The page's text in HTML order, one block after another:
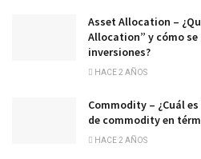
Asset Allocation –
Allocation” y cómo
inversiones?
HACE 2 AÑOS
Commodity – ¿Cuál
de commodity en
HACE 2 AÑOS